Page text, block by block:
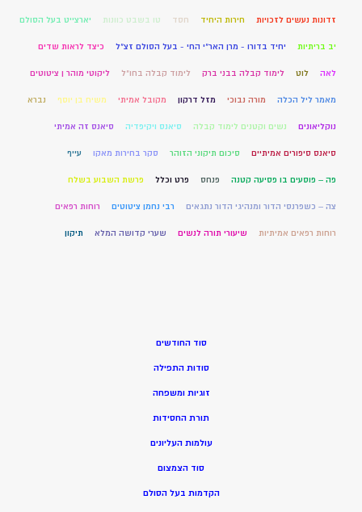
זדונות נעשים לזכויות חירות היחיד חסד טו בשבט כוונות יארצייט בעל הסולם
יב בריתיות יחיד בדורו - מרן האר"י החי - בעל הסולם זצ"ל כיצד לראות שדים
לאה לוט לימוד קבלה בבני ברק לימוד קבלה בחו"ל ליקוטי מוהר ן ציטוטים
מאמר ליל הכלה מורה נבוכי מזל דרקון מקובל אמיתי משיח בן יוסף נברא
נוקליאונים נשים וקטנים לימוד קבלה סיאנס ויקיפדיה סיאנס זה אמיתי
סיאנס סיפורים אמיתיים סיכום תיקוני הזוהר סקר בחירות מאקו עייף
פה – פוסעים בו פסיעה קטנה פנחס פרט וכלל פרשת השבוע בשלח
צה – כשפרנסי הדור ומנהיגי הדור נתגאים רבי נחמן ציטוטים רוחות רפאים
רוחות רפאים אמיתיות שיעורי תורה לנשים שערי קדושה המלא תיקון
סוד החודשים
סודות התפילה
זוגיות ומשפחה
תורת החסידות
עולמות העליונים
סוד הצמצום
הקדמות בעל הסולם